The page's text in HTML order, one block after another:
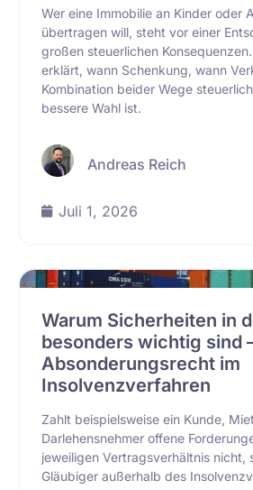
Wer eine Immobilie an Kinder oder
übertragen will, steht vor einer
großen steuerlichen
erklärt, wann Schenkung, wann
Kombination beider Wege
bessere Wahl ist.
Andreas Reich
Juli 1, 2026
Warum Sicherheiten in
besonders wichtig sind
Absonderungsrecht im
Insolvenzverfahren
Zahlt beispielsweise ein Kunde,
Darlehensnehmer offene
jeweiligen Vertragsverhältnis nicht,
Gläubiger außerhalb des